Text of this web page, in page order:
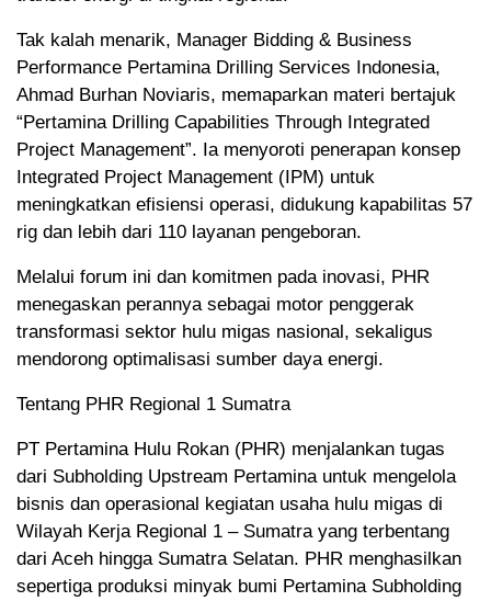
Tak kalah menarik, Manager Bidding & Business
Performance Pertamina Drilling Services Indonesia,
Ahmad Burhan Noviaris, memaparkan materi bertajuk
“Pertamina Drilling Capabilities Through Integrated
Project Management”. Ia menyoroti penerapan konsep
Integrated Project Management (IPM) untuk
meningkatkan efisiensi operasi, didukung kapabilitas 57
rig dan lebih dari 110 layanan pengeboran.
Melalui forum ini dan komitmen pada inovasi, PHR
menegaskan perannya sebagai motor penggerak
transformasi sektor hulu migas nasional, sekaligus
mendorong optimalisasi sumber daya energi.
Tentang PHR Regional 1 Sumatra
PT Pertamina Hulu Rokan (PHR) menjalankan tugas
dari Subholding Upstream Pertamina untuk mengelola
bisnis dan operasional kegiatan usaha hulu migas di
Wilayah Kerja Regional 1 – Sumatra yang terbentang
dari Aceh hingga Sumatra Selatan. PHR menghasilkan
sepertiga produksi minyak bumi Pertamina Subholding